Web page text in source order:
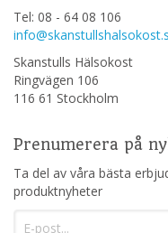
Tel: 08 - 64 08 106
Skanstulls Hälsokost
Ringvägen 106
116 61 Stockholm
Prenumerera på
Ta del av våra bästa
produktnyheter